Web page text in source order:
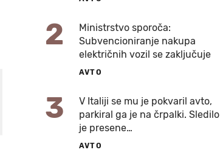
2
Ministrstvo sporoča:
Subvencioniranje nakupa
električnih vozil se zaključuje
AVTO
3
V Italiji se mu je pokvaril avto,
parkiral ga je na črpalki. Sledilo
je presene…
AVTO